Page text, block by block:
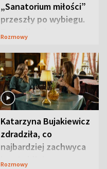
„Sanatorium miłości”
przeszły po wybiegu.
Te stylizacje
Rozmowy
Katarzyna Bujakiewicz
zdradziła, co
najbardziej zachwyca
ją w Lublinie
Rozmowy